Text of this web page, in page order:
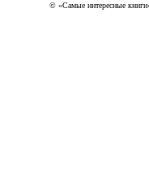
© «Самые интересные